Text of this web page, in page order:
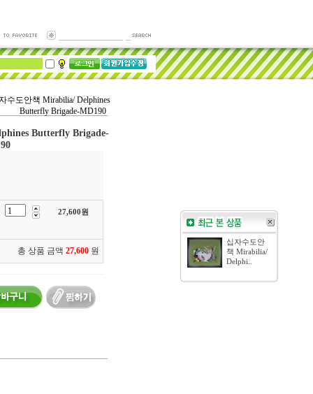
수도안책 Mirabilia/ Delphines
Butterfly Brigade-MD190
Butterfly Brigade-
27,600원
총 상품 금액 27,600 원
십자수도안
책 Mirabilia/
Delphi..